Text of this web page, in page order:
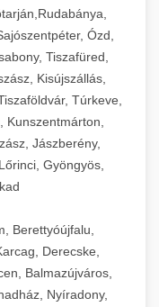
Ózd,
Tiszafüred,
Kisújszállás,
Túrkeve,
Kunszentmárton,
Jászberény,
Gyöngyös,
Berettyóújfalu,
Derecske,
Balmazújváros,
Nyíradony,